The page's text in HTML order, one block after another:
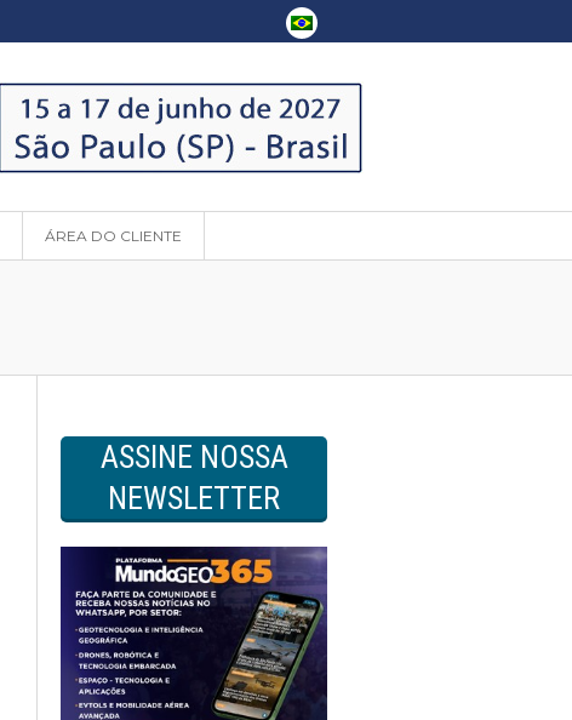
ÁREA DO CLIENTE
ASSINE NOSSA
NEWSLETTER